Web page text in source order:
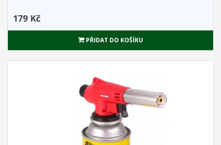
179 Kč
PŘIDAT DO KOŠÍKU